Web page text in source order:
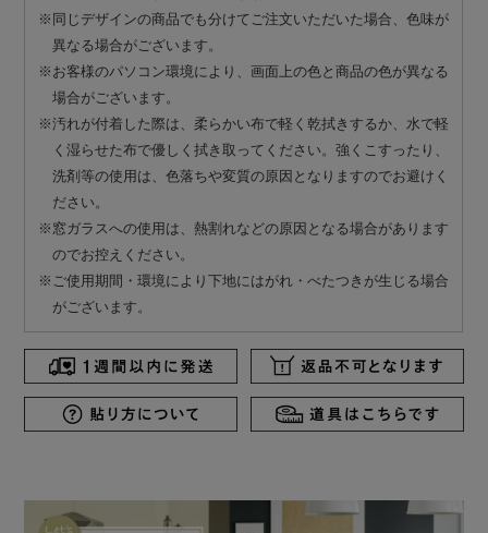
※同じデザインの商品でも分けてご注文いただいた場合、色味が
異なる場合がございます。
※お客様のパソコン環境により、画面上の色と商品の色が異なる
場合がございます。
※汚れが付着した際は、柔らかい布で軽く乾拭きするか、水で軽
く湿らせた布で優しく拭き取ってください。強くこすったり、
洗剤等の使用は、色落ちや変質の原因となりますのでお避けく
ださい。
※窓ガラスへの使用は、熱割れなどの原因となる場合があります
のでお控えください。
※ご使用期間・環境により下地にはがれ・べたつきが生じる場合
がございます。